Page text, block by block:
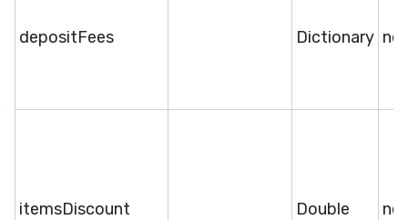
depositFees Dictionary
itemsDiscount Double